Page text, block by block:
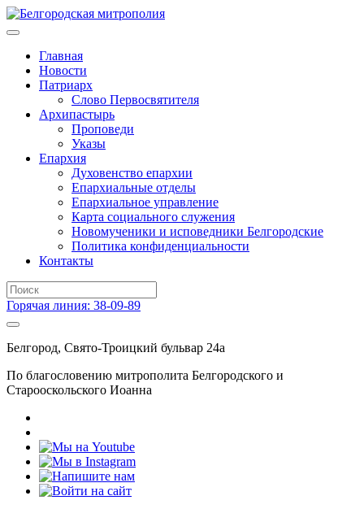
Главная
Новости
Патриарх
Слово Первосвятителя
Архипастырь
Проповеди
Указы
Епархия
Духовенство епархии
Епархиальные отделы
Епархиальное управление
Карта социального служения
Новомученики и исповедники Белгородские
Политика конфиденциальности
Контакты
Горячая линия: 38-09-89
Белгород, Свято-Троицкий бульвар 24а
По благословению митрополита Белгородского и
Старооскольского Иоанна